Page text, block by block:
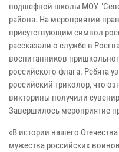
подшефной школы МОУ
района. На мероприятии
присутствующим символ
рассказали о службе в
воспитанников
российского флага. Ребята
российский триколор, что
викторины получили
Завершилось мероприятие
«В истории нашего
мужества российских